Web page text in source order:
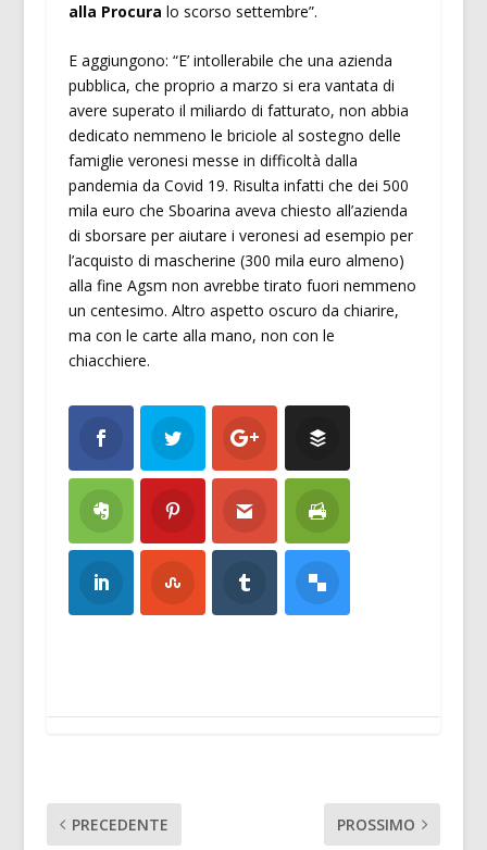
alla Procura lo scorso settembre”.
E aggiungono: “E’ intollerabile che una azienda
pubblica, che proprio a marzo si era vantata di
avere superato il miliardo di fatturato, non abbia
dedicato nemmeno le briciole al sostegno delle
famiglie veronesi messe in difficoltà dalla
pandemia da Covid 19. Risulta infatti che dei 500
mila euro che Sboarina aveva chiesto all’azienda
di sborsare per aiutare i veronesi ad esempio per
l’acquisto di mascherine (300 mila euro almeno)
alla fine Agsm non avrebbe tirato fuori nemmeno
un centesimo. Altro aspetto oscuro da chiarire,
ma con le carte alla mano, non con le
chiacchiere.
PRECEDENTE PROSSIMO